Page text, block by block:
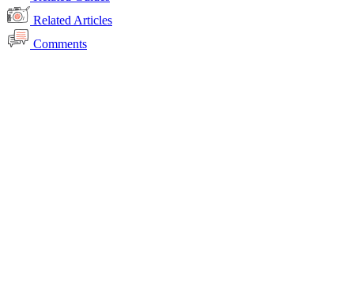
Related Articles
Comments